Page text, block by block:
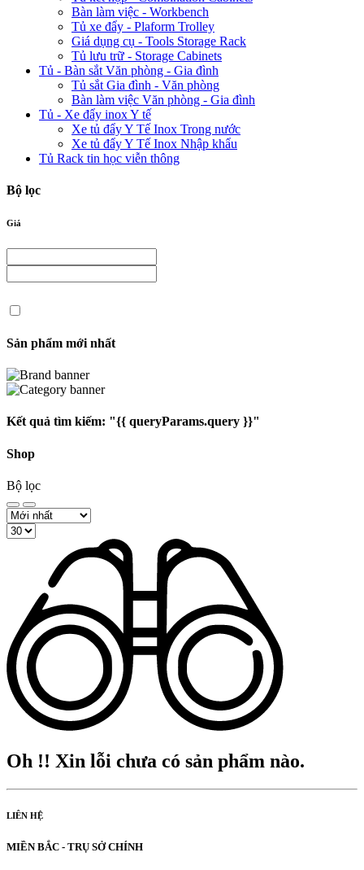
Bàn làm việc - Workbench
Tủ xe đẩy - Plaform Trolley
Giá dụng cụ - Tools Storage Rack
Tủ lưu trữ - Storage Cabinets
Tủ - Bàn sắt Văn phòng - Gia đình
Tủ sắt Gia đình - Văn phòng
Bàn làm việc Văn phòng - Gia đình
Tủ - Xe đẩy inox Y tế
Xe tủ đẩy Y Tế Inox Trong nước
Xe tủ đẩy Y Tế Inox Nhập khẩu
Tủ Rack tin học viễn thông
Bộ lọc
Giá
Sản phẩm mới nhất
Kết quả tìm kiếm: "{{ queryParams.query }}"
Shop
Bộ lọc
Oh !! Xin lỗi chưa có sản phẩm nào.
LIÊN HỆ
MIỀN BẮC - TRỤ SỞ CHÍNH